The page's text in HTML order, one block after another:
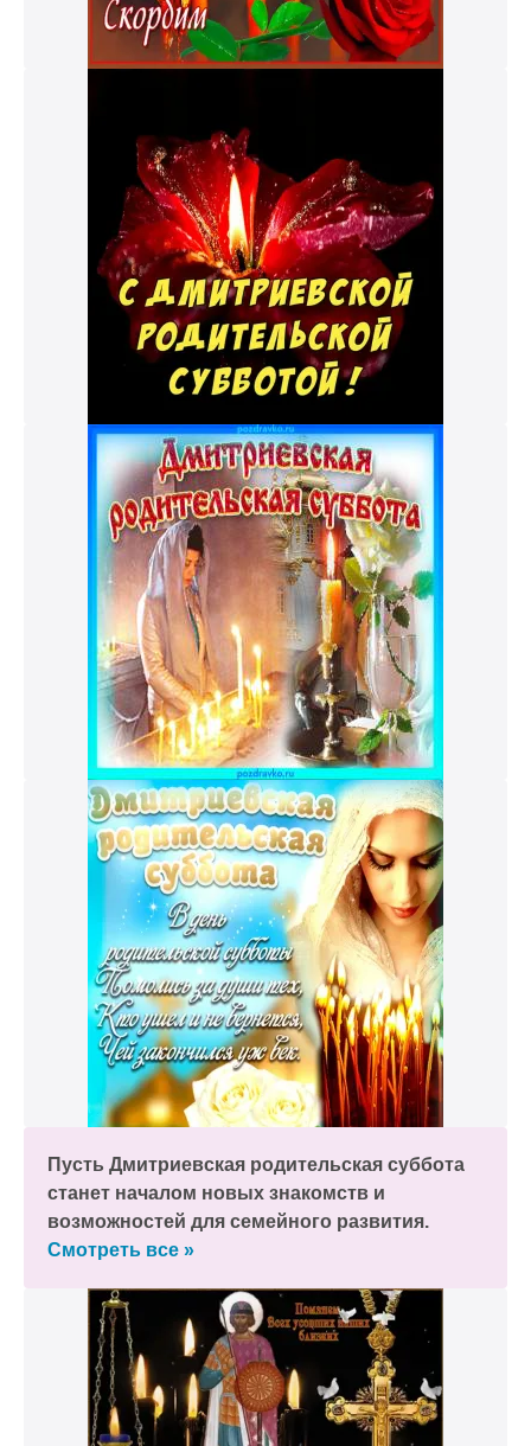
Пусть Дмитриевская родительская суббота
станет началом новых знакомств и
возможностей для семейного развития.
Смотреть все »